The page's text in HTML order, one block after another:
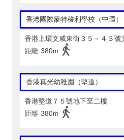
香港國際蒙特梭利學校（中環）
香港上環文咸東街３５－４３號
距離 380m
香港真光幼稚園（堅道）
香港堅道７５號地下至二樓
距離 380m